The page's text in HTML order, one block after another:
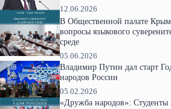
12.06.2026
В Общественной палате
вопросы языкового
среде
05.06.2026
Владимир Путин дал старт
народов России
05.02.2026
«Дружба народов»: Студенты